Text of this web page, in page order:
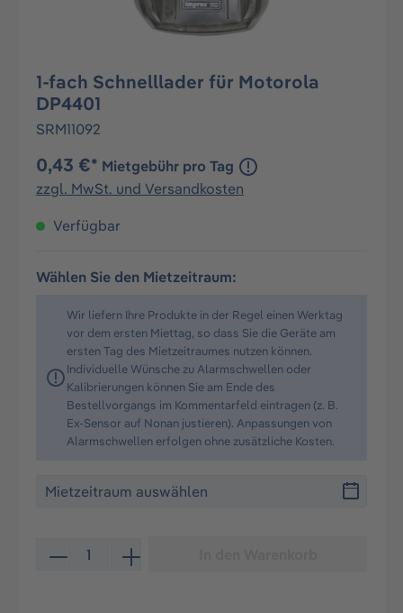
1-fach Schnelllader für Motorola
DP4401
SRM11092
Mietgebühr pro Tag
0,43 €*
zzgl. MwSt. und Versandkosten
Verfügbar
Wählen Sie den Mietzeitraum:
Wir liefern Ihre Produkte in der Regel einen Werktag
vor dem ersten Miettag, so dass Sie die Geräte am
ersten Tag des Mietzeitraumes nutzen können.
Individuelle Wünsche zu Alarmschwellen oder
Kalibrierungen können Sie am Ende des
Bestellvorgangs im Kommentarfeld eintragen (z. B.
Ex-Sensor auf Nonan justieren). Anpassungen von
Alarmschwellen erfolgen ohne zusätzliche Kosten.
Produkt Anzahl: Gib den gewünschten Wert ein oder